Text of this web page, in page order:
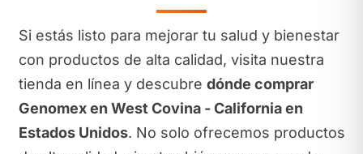
Si estás listo para mejorar tu salud y bienestar
con productos de alta calidad, visita nuestra
tienda en línea y descubre dónde comprar
Genomex en West Covina - California en
Estados Unidos. No solo ofrecemos productos